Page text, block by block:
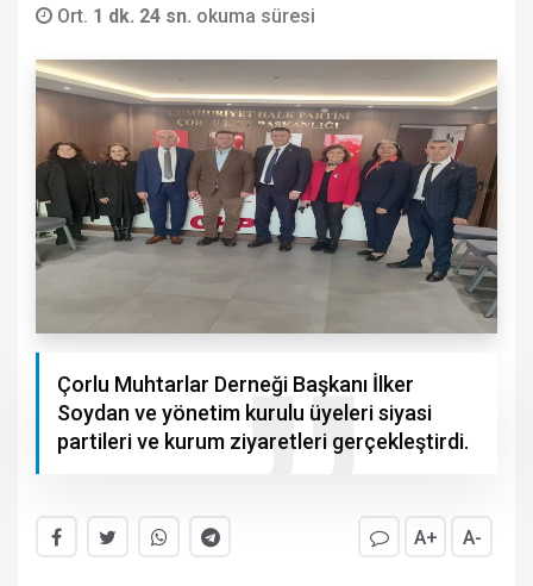
Ort. 1 dk. 24 sn. okuma süresi
Çorlu Muhtarlar Derneği Başkanı İlker
Soydan ve yönetim kurulu üyeleri siyasi
partileri ve kurum ziyaretleri gerçekleştirdi.
A+ A-